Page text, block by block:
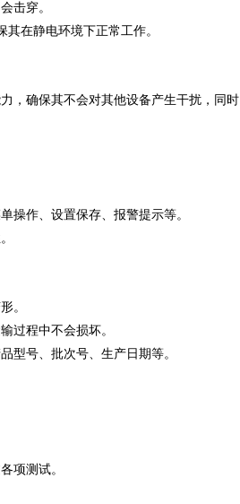
击穿。
在静电环境下正常工作。
，确保其不会对其他设备产生干扰，同时
操作、设置保存、报警提示等。
。
过程中不会损坏。
型号、批次号、生产日期等。
项测试。